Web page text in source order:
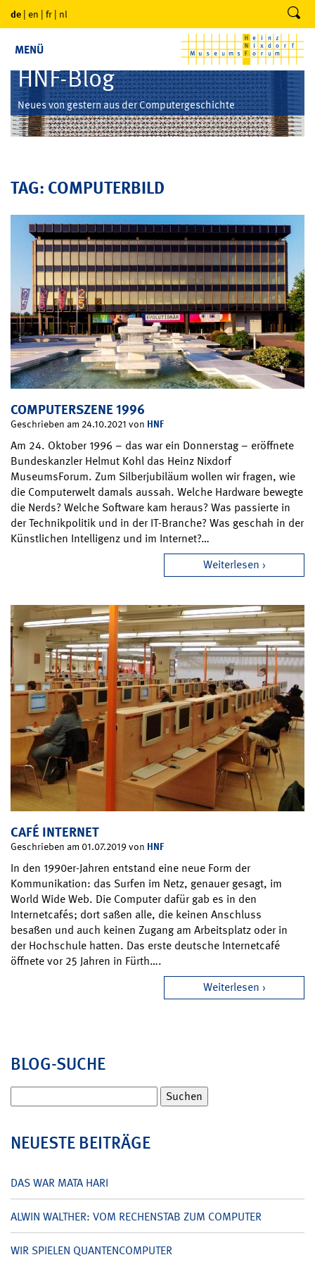
de | en | fr | nl
MENÜ
HNF-Blog
Neues von gestern aus der Computergeschichte
TAG: COMPUTERBILD
COMPUTERSZENE 1996
Geschrieben am 24.10.2021 von HNF
Am 24. Oktober 1996 – das war ein Donnerstag – eröffnete
Bundeskanzler Helmut Kohl das Heinz Nixdorf
MuseumsForum. Zum Silberjubiläum wollen wir fragen, wie
die Computerwelt damals aussah. Welche Hardware bewegte
die Nerds? Welche Software kam heraus? Was passierte in
der Technikpolitik und in der IT-Branche? Was geschah in der
Künstlichen Intelligenz und im Internet?…
Weiterlesen
CAFÉ INTERNET
Geschrieben am 01.07.2019 von HNF
In den 1990er-Jahren entstand eine neue Form der
Kommunikation: das Surfen im Netz, genauer gesagt, im
World Wide Web. Die Computer dafür gab es in den
Internetcafés; dort saßen alle, die keinen Anschluss
besaßen und auch keinen Zugang am Arbeitsplatz oder in
der Hochschule hatten. Das erste deutsche Internetcafé
öffnete vor 25 Jahren in Fürth….
Weiterlesen
BLOG-SUCHE
nach:
NEUESTE BEITRÄGE
DAS WAR MATA HARI
ALWIN WALTHER: VOM RECHENSTAB ZUM COMPUTER
WIR SPIELEN QUANTENCOMPUTER